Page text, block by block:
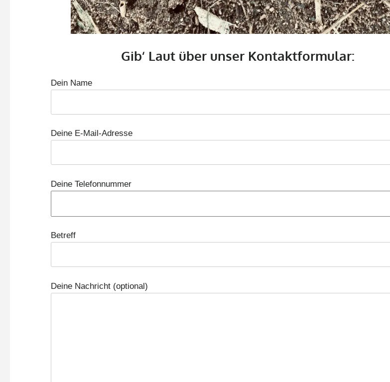
Gib‘ Laut über unser Kontaktformular:
Dein Name
Deine E-Mail-Adresse
Deine Telefonnummer
Betreff
Deine Nachricht (optional)